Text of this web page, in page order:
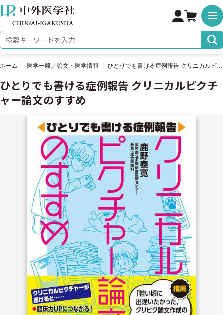
株式会社 中外医学社
検索キーワード
ホーム 医学一般／論文・医学情報 ひとりでも書ける症例報告 クリニカルピクチャー論文のすすめ
ひとりでも書ける症例報告 クリニカルピクチ
ャー論文のすすめ